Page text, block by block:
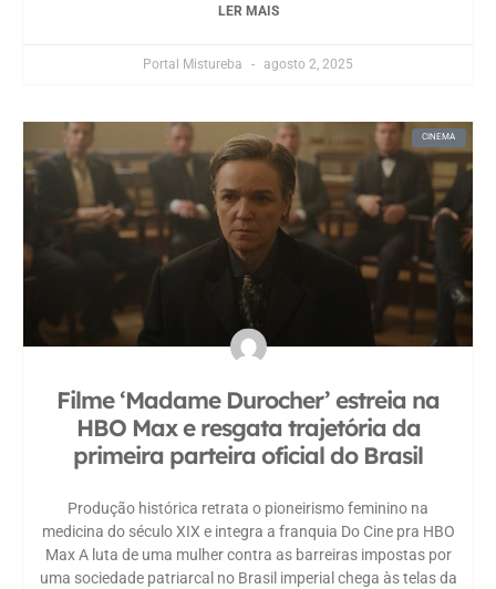
LER MAIS
Portal Mistureba agosto 2, 2025
CINEMA
Filme ‘Madame Durocher’ estreia na
HBO Max e resgata trajetória da
primeira parteira oficial do Brasil
Produção histórica retrata o pioneirismo feminino na
medicina do século XIX e integra a franquia Do Cine pra HBO
Max A luta de uma mulher contra as barreiras impostas por
uma sociedade patriarcal no Brasil imperial chega às telas da